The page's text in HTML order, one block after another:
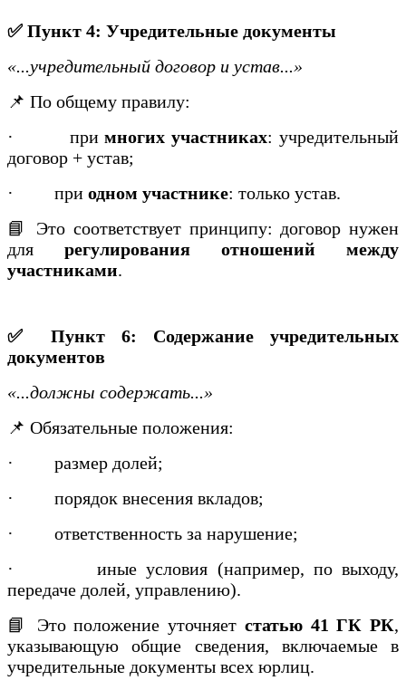
✅ Пункт 4: Учредительные документы
«...учредительный договор и устав...»
📌 По общему правилу:
· примногих участниках: учредительный
договор + устав;
· при одном участнике: только устав.
📘 Это соответствует принципу: договор нужен
для регулирования отношений между
участниками.
✅ Пункт 6: Содержание учредительных
документов
«...должны содержать...»
📌 Обязательные положения:
· размер долей;
· порядок внесения вкладов;
· ответственность за нарушение;
·иные условия (например, по выходу,
передаче долей, управлению).
📘 Это положение уточняет статью 41 ГК РК,
указывающую общие сведения, включаемые в
учредительные документы всех юрлиц.